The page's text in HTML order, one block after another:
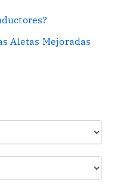
Aletas Mejoradas